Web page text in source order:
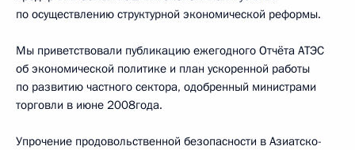
по осуществлению структурной экономической реформы.
Мы приветствовали публикацию ежегодного Отчёта АТЭС
об экономической политике и план ускоренной работы
по развитию частного сектора, одобренный министрами
торговли в июне 2008года.
Упрочение продовольственной безопасности в Азиатско-